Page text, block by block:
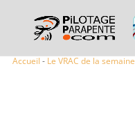
Accueil - Le VRAC de la semaine